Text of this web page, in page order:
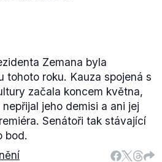
Zemana byla
tohoto roku. Kauza spojená s
začala koncem května,
jeho demisi a ani jej
Senátoři tak stávající
bod.